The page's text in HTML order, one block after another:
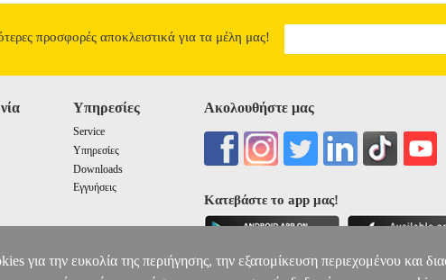
προσφορές αποκλειστικά για τα μέλη μας!
Υπηρεσίες
Service
Υπηρεσίες
Downloads
Εγγυήσεις
Ακολουθήστε μας
Κατεβάστε το app μας!
για την ευκολία της περιήγησης, την εξατομίκευση περιεχομένου και